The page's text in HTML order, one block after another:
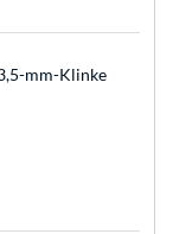
mm-Klinke